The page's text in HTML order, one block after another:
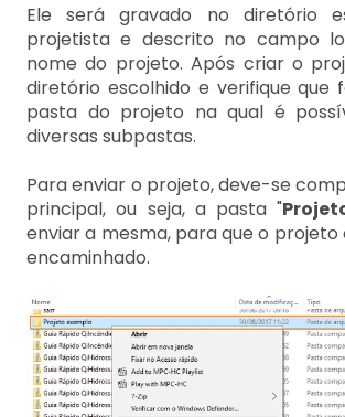
Ele será gravado no diretório
projetista e descrito no campo
nome do projeto. Após criar o
diretório escolhido e verifique que
pasta do projeto na qual é
diversas subpastas.
Para enviar o projeto, deve-se
principal, ou seja, a pasta "
enviar a mesma, para que o
encaminhado.